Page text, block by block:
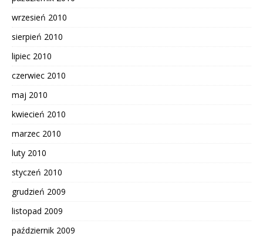
wrzesień 2010
sierpień 2010
lipiec 2010
czerwiec 2010
maj 2010
kwiecień 2010
marzec 2010
luty 2010
styczeń 2010
grudzień 2009
listopad 2009
październik 2009